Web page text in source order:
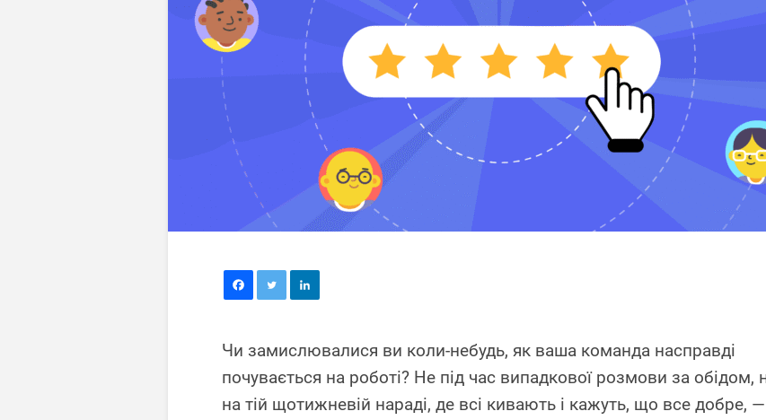
Чи замислювалися ви коли-небудь, як ваша команда насправді
почувається на роботі? Не під час випадкової розмови за обідом,
на тій щотижневій нараді, де всі кивають і кажуть, що все добре,